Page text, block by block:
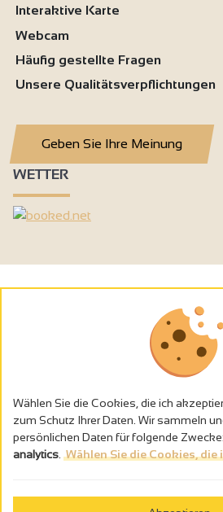
Interaktive Karte
Webcam
Häufig gestellte Fragen
Unsere Qualitätsverpflichtungen
Geben Sie Ihre Meinung
WETTER
Alkoholmissbrauch ist gefährlich für die
Wählen Sie die Cookies, die ich
zum Schutz Ihrer Daten. Wir sammeln
persönlichen Daten für folgende Zwecke:
analytics Wählen Sie die Cookies, die